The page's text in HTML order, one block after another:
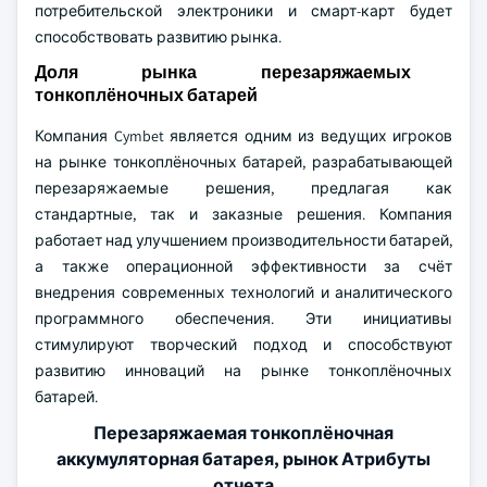
потребительской электроники и смарт-карт будет
способствовать развитию рынка.
Доля рынка перезаряжаемых
тонкоплёночных батарей
Компания Cymbet является одним из ведущих игроков
на рынке тонкоплёночных батарей, разрабатывающей
перезаряжаемые решения, предлагая как
стандартные, так и заказные решения. Компания
работает над улучшением производительности батарей,
а также операционной эффективности за счёт
внедрения современных технологий и аналитического
программного обеспечения. Эти инициативы
стимулируют творческий подход и способствуют
развитию инноваций на рынке тонкоплёночных
батарей.
Перезаряжаемая тонкоплёночная
аккумуляторная батарея, рынок Атрибуты